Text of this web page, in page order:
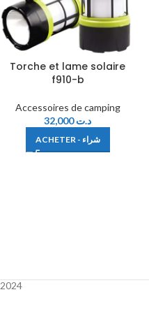
Torche et lame solaire
f910-b
Accessoires de camping
د.ت32,000
ACHETER - شراء
2024